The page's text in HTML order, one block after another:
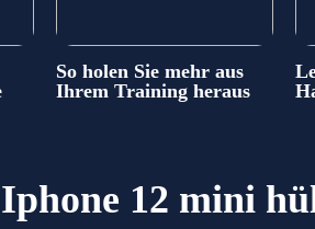
So holen Sie mehr aus
Ihrem Training heraus
Iphone 12 mini